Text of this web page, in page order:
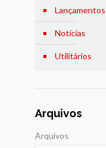
Lançamentos
Notícias
Utilitários
Arquivos
Arquivos